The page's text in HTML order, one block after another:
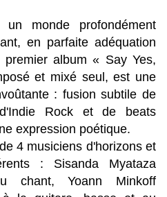
monde profondément
en parfaite adéquation
album « Say Yes,
et mixé seul, est une
: fusion subtile de
Rock et de beats
expression poétique.
4 musiciens d'horizons et
: Sisanda Myataza
chant, Yoann Minkoff